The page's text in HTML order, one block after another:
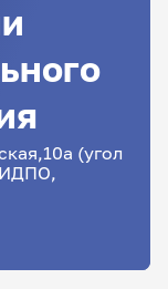
(угол
ИДПО,